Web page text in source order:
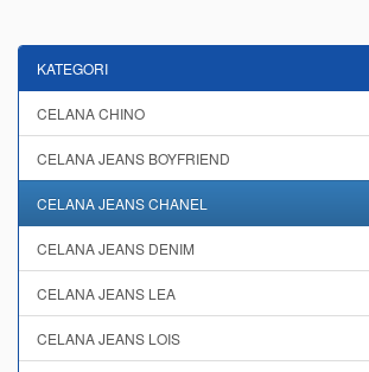
KATEGORI
CELANA CHINO
CELANA JEANS BOYFRIEND
CELANA JEANS CHANEL
CELANA JEANS DENIM
CELANA JEANS LEA
CELANA JEANS LOIS